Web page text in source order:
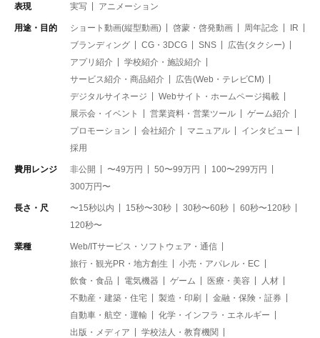
表現 実写 アニメーション
用途・目的 ショート動画(縦型動画) 啓蒙・啓発動画 周年記念
IR
ブランディング
CG・3DCG SNS
広告(タクシー)
アプリ紹介
学校紹介・施設紹介
サービス紹介・商品紹介
広告(Web・テレビCM)
デジタルサイネージ
Webサイト・ホームページ掲載
展示会・イベント
営業資料・営業ツール
ゲーム紹介
プロモーション
会社紹介 マニュアル
インタビュー
採用
費用レンジ 非公開 〜49万円 50〜99万円
100〜299万円
300万円〜
長さ・尺 〜15秒以内 15秒〜30秒 30秒〜60秒
60秒〜120秒
120秒〜
業種
Web/ITサービス・ソフトウェア・通信
旅行・観光PR・地方創生
小売・アパレル・EC
飲食・食品
電気機器 ゲーム 医療・美容
人材
不動産・建築・住宅
製造・印刷
金融・保険・証券
自動車・航空・運輸
化学・インフラ・エネルギー
出版・メディア
学校法人・教育機関